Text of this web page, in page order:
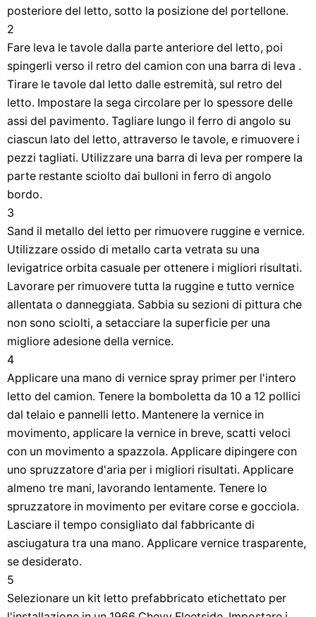
posteriore del letto, sotto la posizione del portellone.
2
Fare leva le tavole dalla parte anteriore del letto, poi
spingerli verso il retro del camion con una barra di leva .
Tirare le tavole dal letto dalle estremità, sul retro del
letto. Impostare la sega circolare per lo spessore delle
assi del pavimento. Tagliare lungo il ferro di angolo su
ciascun lato del letto, attraverso le tavole, e rimuovere i
pezzi tagliati. Utilizzare una barra di leva per rompere la
parte restante sciolto dai bulloni in ferro di angolo
bordo.
3
Sand il metallo del letto per rimuovere ruggine e vernice.
Utilizzare ossido di metallo carta vetrata su una
levigatrice orbita casuale per ottenere i migliori risultati.
Lavorare per rimuovere tutta la ruggine e tutto vernice
allentata o danneggiata. Sabbia su sezioni di pittura che
non sono sciolti, a setacciare la superficie per una
migliore adesione della vernice.
4
Applicare una mano di vernice spray primer per l'intero
letto del camion. Tenere la bomboletta da 10 a 12 pollici
dal telaio e pannelli letto. Mantenere la vernice in
movimento, applicare la vernice in breve, scatti veloci
con un movimento a spazzola. Applicare dipingere con
uno spruzzatore d'aria per i migliori risultati. Applicare
almeno tre mani, lavorando lentamente. Tenere lo
spruzzatore in movimento per evitare corse e gocciola.
Lasciare il tempo consigliato dal fabbricante di
asciugatura tra una mano. Applicare vernice trasparente,
se desiderato.
5
Selezionare un kit letto prefabbricato etichettato per